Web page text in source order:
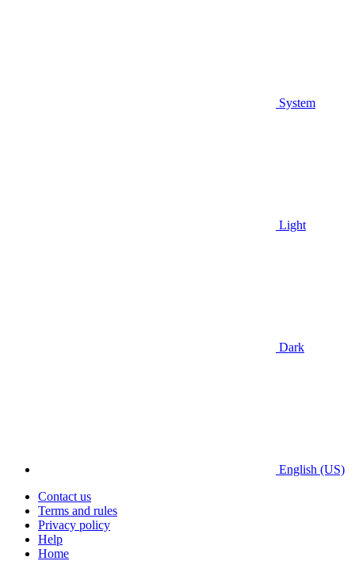
System
Light
Dark
English (US)
Contact us
Terms and rules
Privacy policy
Help
Home